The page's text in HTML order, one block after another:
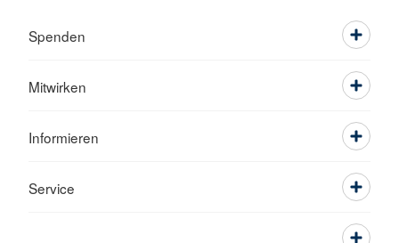
Spenden
Mitwirken
Informieren
Service